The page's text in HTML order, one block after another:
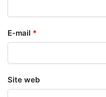
E-mail *
Site web